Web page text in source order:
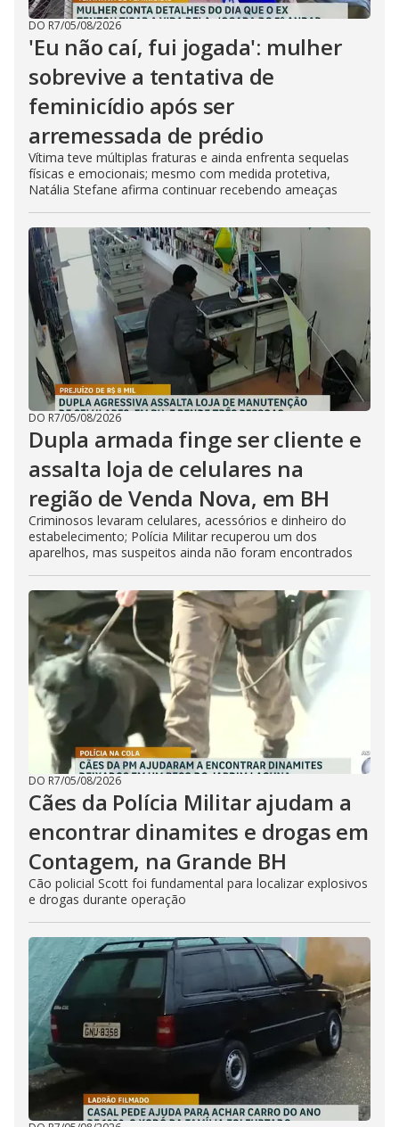
DO R7/05/08/2026
'Eu não caí, fui jogada': mulher
sobrevive a tentativa de
feminicídio após ser
arremessada de prédio
Vítima teve múltiplas fraturas e ainda enfrenta sequelas
físicas e emocionais; mesmo com medida protetiva,
Natália Stefane afirma continuar recebendo ameaças
DO R7/05/08/2026
Dupla armada finge ser cliente e
assalta loja de celulares na
região de Venda Nova, em BH
Criminosos levaram celulares, acessórios e dinheiro do
estabelecimento; Polícia Militar recuperou um dos
aparelhos, mas suspeitos ainda não foram encontrados
DO R7/05/08/2026
Cães da Polícia Militar ajudam a
encontrar dinamites e drogas em
Contagem, na Grande BH
Cão policial Scott foi fundamental para localizar explosivos
e drogas durante operação